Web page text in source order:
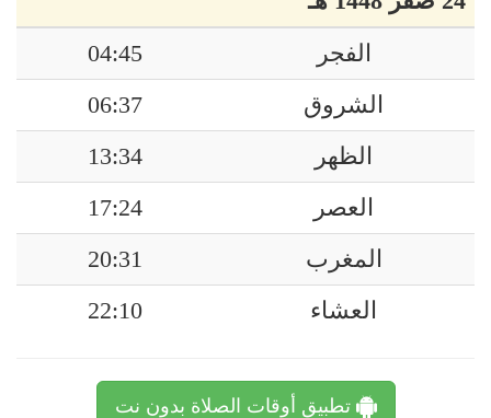
الفجر
04:45
الشروق
06:37
الظهر
13:34
العصر
17:24
المغرب
20:31
العشاء
22:10
تطبيق أوقات الصلاة بدون نت